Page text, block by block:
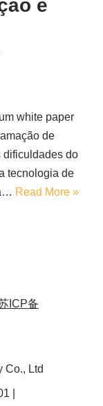
e
white paper
de
dificuldades do
tecnologia de
Read More »
ICP备
Co., Ltd
|